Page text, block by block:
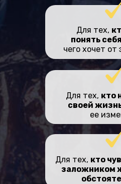
Для тех, кто
своей
ее
Для тех,
понять себя
чего хочет
Для тех, кто
заложником